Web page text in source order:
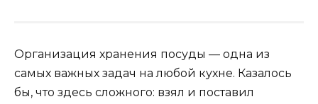
Организация хранения посуды — одна из
самых важных задач на любой кухне. Казалось
бы, что здесь сложного: взял и поставил